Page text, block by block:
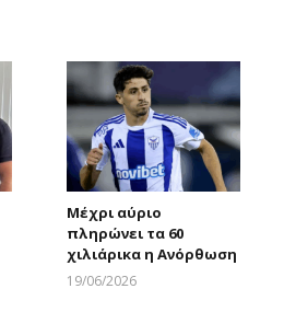
Μέχρι αύριο
πληρώνει τα 60
χιλιάρικα η Ανόρθωση
19/06/2026